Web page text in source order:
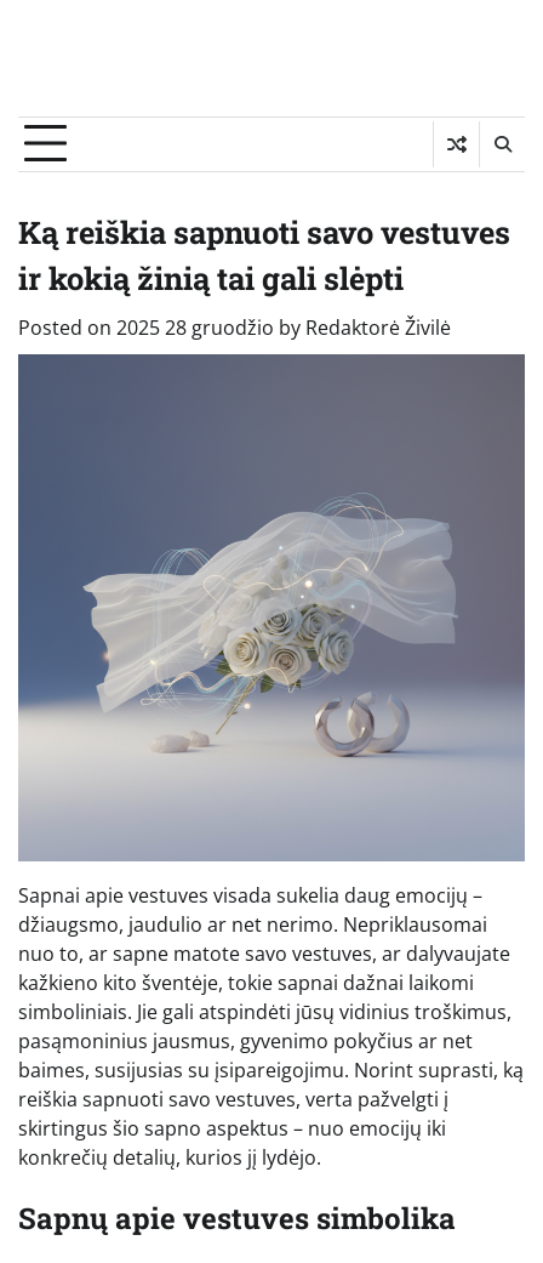
Ką reiškia sapnuoti savo vestuves
ir kokią žinią tai gali slėpti
Posted on 2025 28 gruodžio by Redaktorė Živilė
Sapnai apie vestuves visada sukelia daug emocijų –
džiaugsmo, jaudulio ar net nerimo. Nepriklausomai
nuo to, ar sapne matote savo vestuves, ar dalyvaujate
kažkieno kito šventėje, tokie sapnai dažnai laikomi
simboliniais. Jie gali atspindėti jūsų vidinius troškimus,
pasąmoninius jausmus, gyvenimo pokyčius ar net
baimes, susijusias su įsipareigojimu. Norint suprasti, ką
reiškia sapnuoti savo vestuves, verta pažvelgti į
skirtingus šio sapno aspektus – nuo emocijų iki
konkrečių detalių, kurios jį lydėjo.
Sapnų apie vestuves simbolika